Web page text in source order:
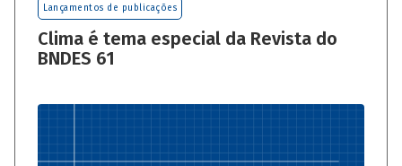
Lançamentos de publicações
Clima é tema especial da Revista do
BNDES 61